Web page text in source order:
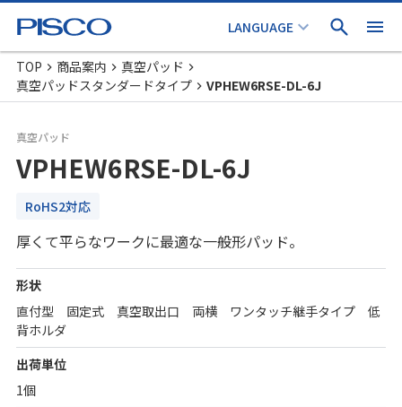
TOP 商品案内
真空パッド
真空パッドスタンダードタイプ
VPHEW6RSE-DL-6J
真空パッド
VPHEW6RSE-DL-6J
RoHS2対応
厚くて平らなワークに最適な一般形パッド。
形状
直付型 固定式 真空取出口 両横 ワンタッチ継手タイプ 低
背ホルダ
出荷単位
1個